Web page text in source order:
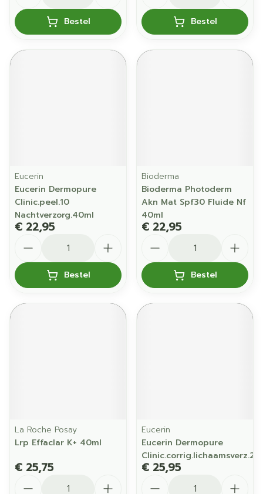
Bestel Bestel
Eucerin
Eucerin Dermopure
Clinic.peel.10
Nachtverzorg.40ml
€ 22,95
Bestel
Bioderma
Bioderma Photoderm
Akn Mat Spf30 Fluide Nf
40ml
€ 22,95
Bestel
La Roche Posay
Lrp Effaclar K+ 40ml
€ 25,75
Eucerin
Eucerin Dermopure
€ 25,95